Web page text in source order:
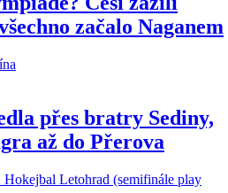
začalo Naganem
přes bratry Sediny,
až do Přerova